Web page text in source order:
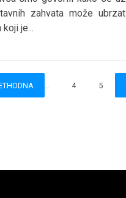
zahvata može
je...
1 … 4 5